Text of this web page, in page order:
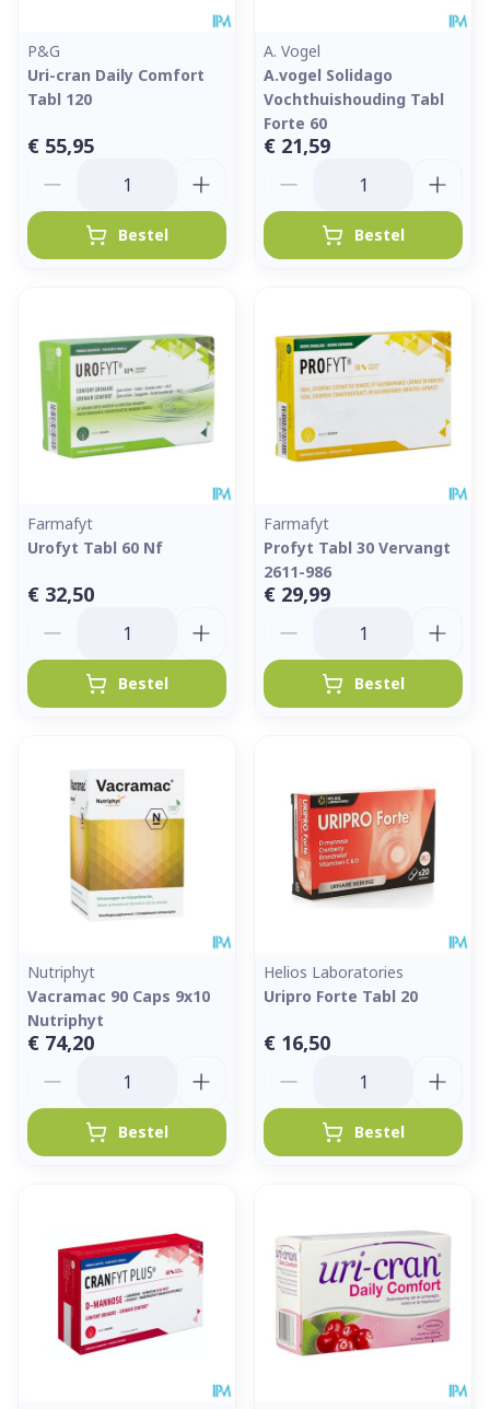
P&G
Uri-cran Daily Comfort
Tabl 120
€ 55,95
Bestel
A. Vogel
A.vogel Solidago
Vochthuishouding Tabl
Forte 60
€ 21,59
Bestel
Farmafyt
Urofyt Tabl 60 Nf
€ 32,50
Bestel
Farmafyt
Profyt Tabl 30 Vervangt
2611-986
€ 29,99
Bestel
Nutriphyt
Vacramac 90 Caps 9x10
Nutriphyt
€ 74,20
Bestel
Helios Laboratories
Uripro Forte Tabl 20
€ 16,50
Bestel